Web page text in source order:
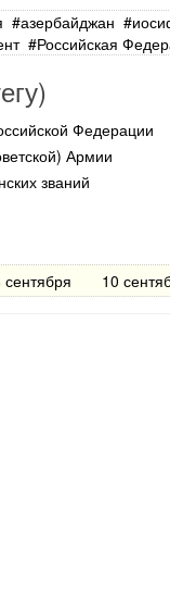
азербайджан
Российская
Федерации
Армии
званий
сентября 10